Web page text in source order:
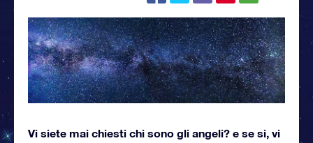
Vi siete mai chiesti chi sono gli angeli? e se si, vi